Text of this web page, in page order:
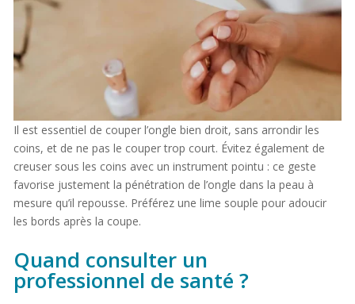
Il est essentiel de couper l’ongle bien droit, sans arrondir les
coins, et de ne pas le couper trop court. Évitez également de
creuser sous les coins avec un instrument pointu : ce geste
favorise justement la pénétration de l’ongle dans la peau à
mesure qu’il repousse. Préférez une lime souple pour adoucir
les bords après la coupe.
Quand consulter un
professionnel de santé ?